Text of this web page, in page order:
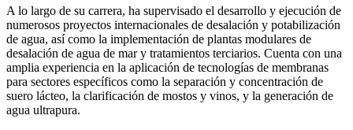
A lo largo de su carrera, ha supervisado el desarrollo y ejecución de
numerosos proyectos internacionales de desalación y potabilización
de agua, así como la implementación de plantas modulares de
desalación de agua de mar y tratamientos terciarios. Cuenta con una
amplia experiencia en la aplicación de tecnologías de membranas
para sectores específicos como la separación y concentración de
suero lácteo, la clarificación de mostos y vinos, y la generación de
agua ultrapura.